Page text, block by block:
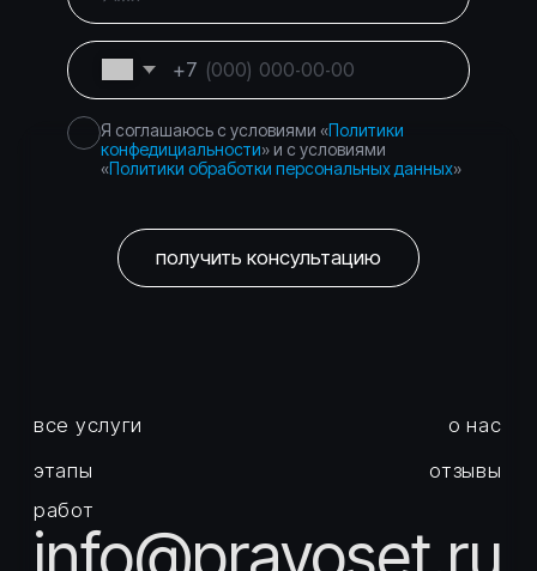
©2026 Правосеть
Город Москва, вн.тер.г.
Басманный, пер.
Подкопаевский, д. 4 стр. 6А
Политика